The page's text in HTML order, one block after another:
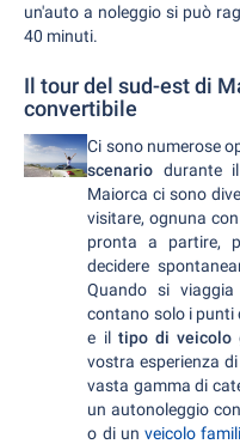
un'auto a noleggio si può
40 minuti.
Il tour del sud-est di
convertibile
Ci sono numerose
scenario durante
Maiorca ci sono
visitare, ognuna
pronta a partire,
decidere
Quando si
contano solo i punti
e il tipo di veicolo
vostra esperienza
vasta gamma di
un autonoleggio
o di unveicolo